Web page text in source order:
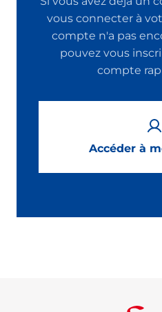
vous connecter à
compte n'a pas
pouvez vous
compte
Accéder à